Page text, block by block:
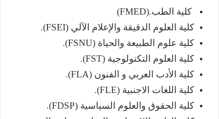
كلية الطب.(FMED)
كلية العلوم الدقيقة والإعلام الآلي (FSEI).
كلية علوم الطبيعة والحياة (FSNU).
كلية العلوم التكنولوجية (FST).
كلية الأدب العربي و الفنون (FLA).
كلية اللغات الاجنبية (FLE).
كلية الحقوق والعلوم السياسية (FDSP).